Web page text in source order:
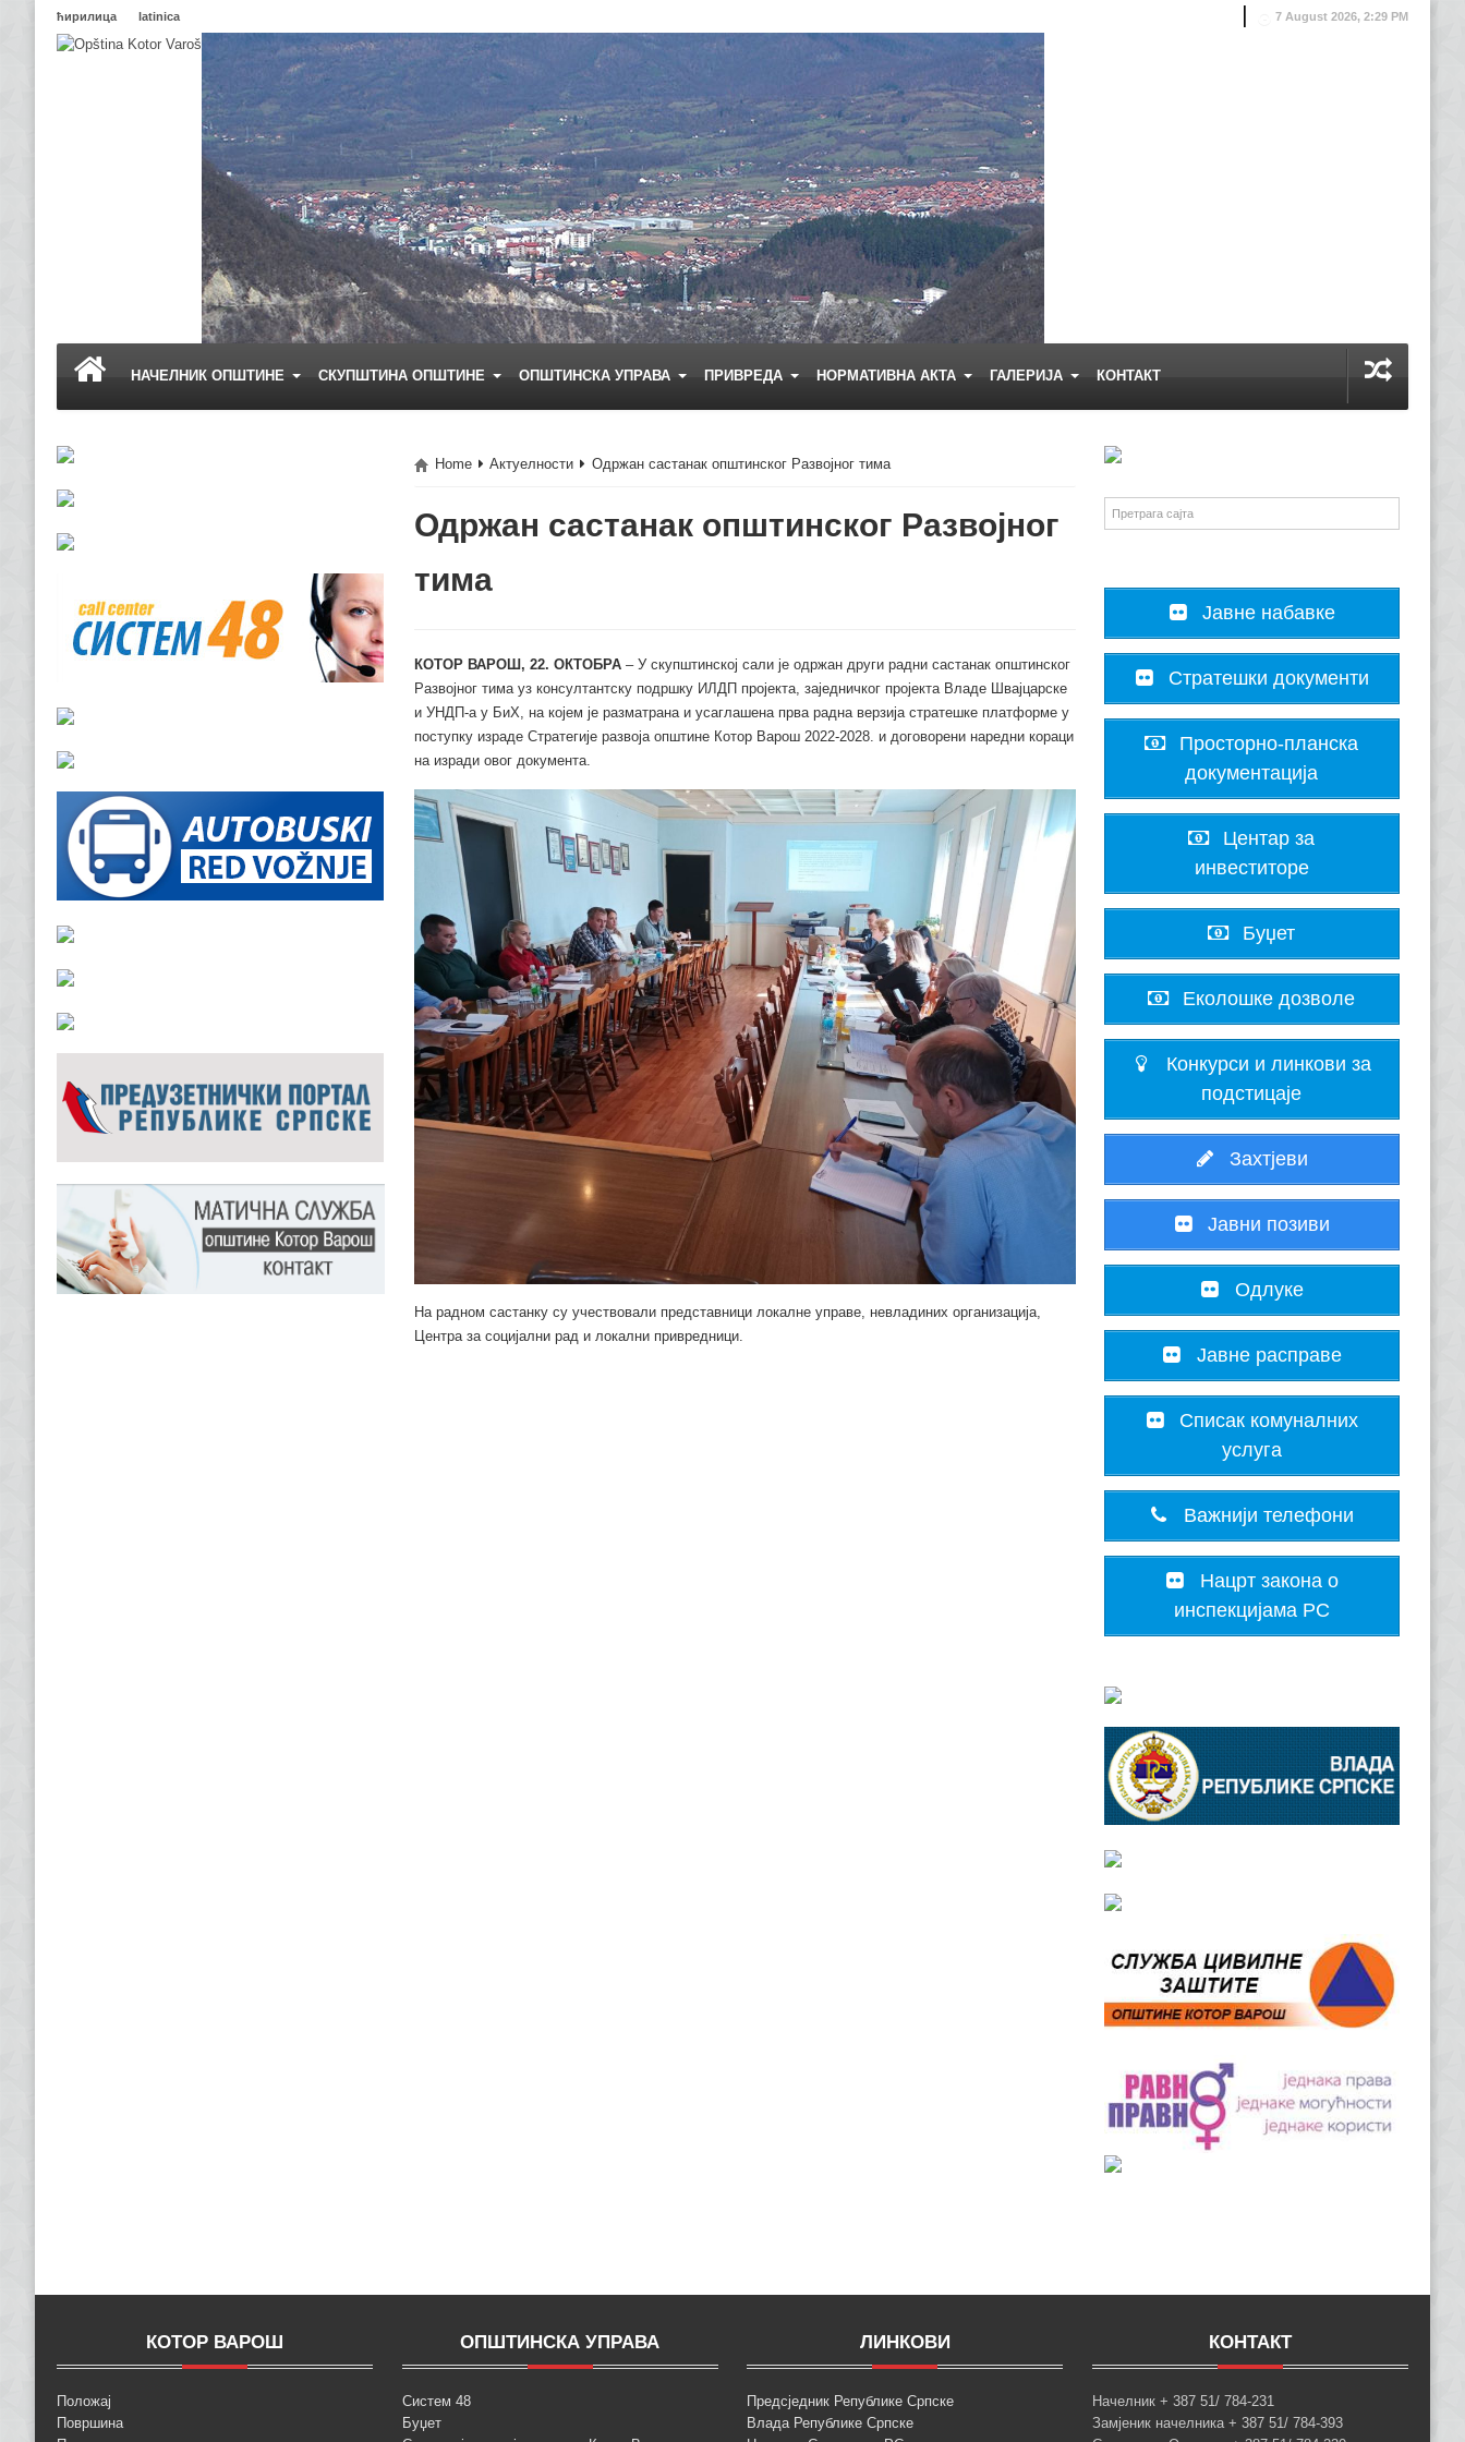
ћирилица latinica 7 August 2026, 2:29 PM
НАЧЕЛНИК ОПШТИНЕ СКУПШТИНА ОПШТИНЕ ОПШТИНСКА УПРАВА ПРИВРЕДА НОРМАТИВНА АКТА ГАЛЕРИЈА КОНТАКТ
Home Актуелности Одржан састанак општинског Развојног тима
Одржан састанак општинског Развојног
тима
КОТОР ВАРОШ, 22. ОКТОБРА– У скупштинској сали је одржан други радни састанак општинског
Развојног тима уз консултантску подршку ИЛДП пројекта, заједничког пројекта Владе Швајцарске
и УНДП-а у БиХ, на којем је разматрана и усаглашена прва радна верзија стратешке платформе у
поступку израде Стратегије развоја општине Котор Варош 2022-2028. и договорени наредни кораци
на изради овог документа.
На радном састанку су учествовали представници локалне управе, невладиних организација,
Центра за социјални рад и локални привредници.
Јавне набавке
Стратешки документи
Просторно-планска
документација
Центар за
инвеститоре
Буџет
Еколошке дозволе
Конкурси и линкови за
подстицаје
Захтјеви
Јавни позиви
Одлуке
Јавне расправе
Списак комуналних
услуга
Важнији телефони
Нацрт закона о
инспекцијама РС
КОТОР ВАРОШ
Положај
Површина
ОПШТИНСКА УПРАВА
Систем 48
Буџет
ЛИНКОВИ
Предсједник Републике Српске
Влада Републике Српске
КОНТАКТ
Начелник + 387 51/ 784-231
Замјеник начелника + 387 51/ 784-393